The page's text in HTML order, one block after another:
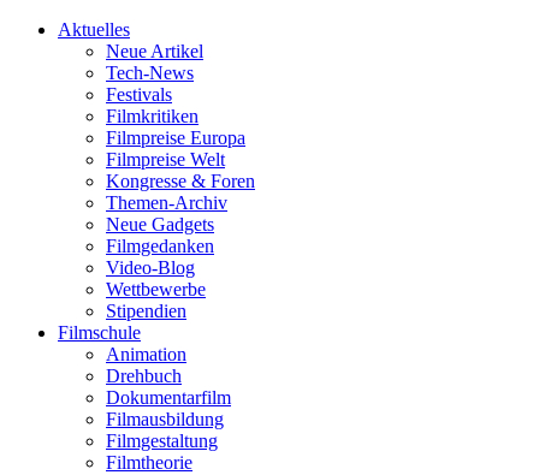
Aktuelles
Neue Artikel
Tech-News
Festivals
Filmkritiken
Filmpreise Europa
Filmpreise Welt
Kongresse & Foren
Themen-Archiv
Neue Gadgets
Filmgedanken
Video-Blog
Wettbewerbe
Stipendien
Filmschule
Animation
Drehbuch
Dokumentarfilm
Filmausbildung
Filmgestaltung
Filmtheorie